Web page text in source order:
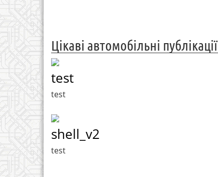
Цікаві автомобільні публікації
test
test
shell_v2
test